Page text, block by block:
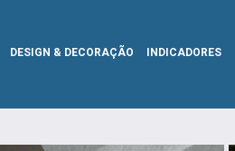
DESIGN & DECORAÇÃO INDICADORES